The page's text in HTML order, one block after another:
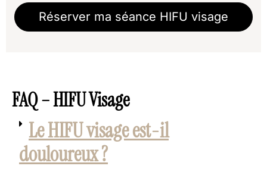
Réserver ma séance HIFU visage
FAQ – HIFU Visage
Le HIFU visage est-il
douloureux ?